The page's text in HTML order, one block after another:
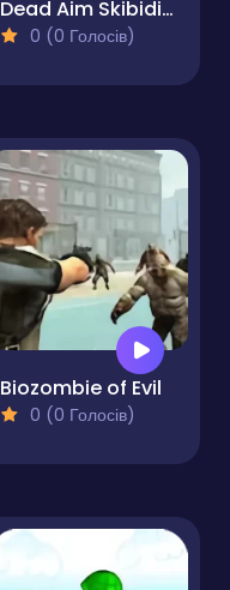
Dead Aim Skibidi Toilets Attack
0 (0 Голосів)
Biozombie of Evil
0 (0 Голосів)